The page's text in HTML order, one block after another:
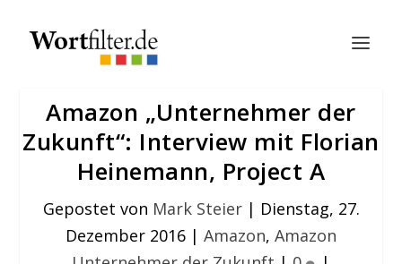
Amazon „Unternehmer der
Zukunft“: Interview mit Florian
Heinemann, Project A
Gepostet von Mark Steier| Dienstag, 27.
Dezember 2016 | Amazon, Amazon